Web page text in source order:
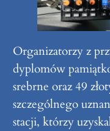
Organizatorzy z
dyplomów
srebrne oraz 49
szczególnego
stacji, którzy